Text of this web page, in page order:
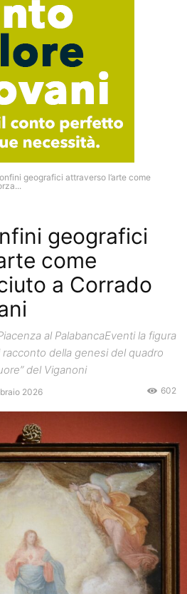
geografici attraverso l’arte come
geografici
come
a Corrado
al PalabancaEventi la figura
della genesi del quadro
del Viganoni
2026 602